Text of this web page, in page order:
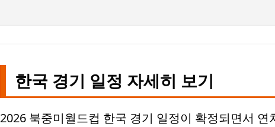
한국 경기 일정 자세히 보기
2026 북중미월드컵 한국 경기 일정이 확정되면서 연